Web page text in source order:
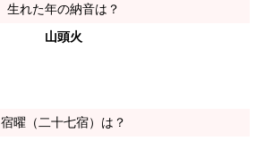
生れた年の納音は？
山頭火
宿曜（二十七宿）は？